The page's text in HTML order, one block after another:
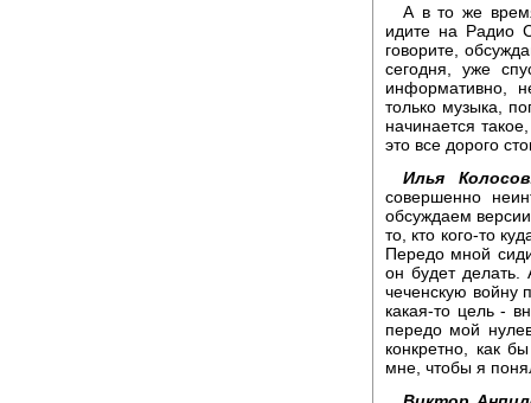
А в то же
идите на Радио
говорите,
сегодня, уже
информативно,
только музыка,
начинается
это все дорого
Илья
совершенно
обсуждаем
то, кто кого-то
Передо мной
он будет делать.
чеченскую войну
какая-то цель -
передо мой
конкретно, как
мне, чтобы я